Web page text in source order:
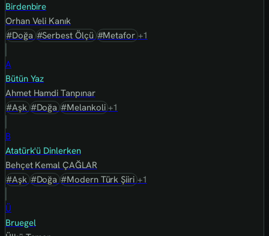
Birdenbire
Orhan Veli Kanık
#Doğa#Serbest Ölçü#Metafor+1
A
Bütün Yaz
Ahmet Hamdi Tanpınar
#Aşk#Doğa#Melankoli+1
B
Atatürk'ü Dinlerken
Behçet Kemal ÇAĞLAR
#Aşk#Doğa#Modern Türk Şiiri+1
Ü
Bruegel